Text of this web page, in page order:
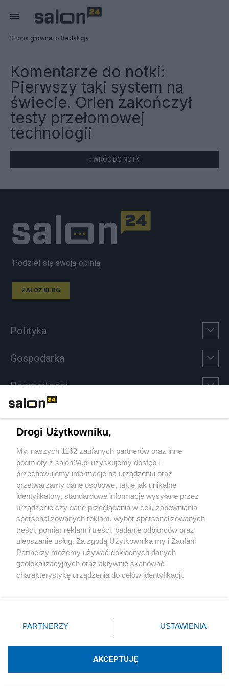
Strona główna Redakcja
Komentarze do notki:
Pierwszy taki system na
świecie. Orlen zakończył
testy przełomowej
technologii
« WRÓĆ DO NOTKI
Podziel się swoją opinią
ZAŁÓŻ BLOG
Polityka
Gospodarka
Rozmaitości
Sport
Społeczeństwo
Kultura
X Facebook Instagram Youtube
Technologię dostarcza:W3media.pl
Drogi Użytkowniku,
My, naszych 1162 zaufanych partnerów oraz inne
podmioty z salon24.pl uzyskujemy dostęp i
przechowujemy informacje na urządzeniu oraz
przetwarzamy dane osobowe, takie jak unikalne
identyfikatory, standardowe informacje wysyłane przez
urządzenie czy dane przeglądania w celu zapewniania
spersonalizowanych reklam, wybór spersonalizowanych
treści, pomiar reklam i treści, badanie odbiorców oraz
ulepszanie usług. Za zgodą Użytkownika my i Zaufani
Partnerzy możemy używać dokładnych danych
geolokalizacyjnych oraz aktywnie skanować
charakterystykę urządzenia do celów identyfikacji.
zmienić/wycofać klikając przycisk ustawień prywatności
znajdujący się w lewym dolnym rogu strony
rodzaje przetwarzania danych nie wymagają zgody
użytkownika, ale masz prawo sprzeciwić się takiemu
PARTNERZY USTAWIENIA
AKCEPTUJĘ